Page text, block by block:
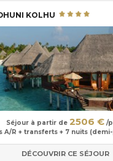
KOLHU
Séjour à partir de 2506 € /
A/R + transferts + 7 nuits
DÉCOUVRIR CE SÉJOUR